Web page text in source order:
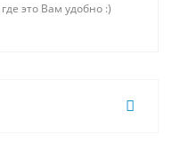
это Вам удобно :)